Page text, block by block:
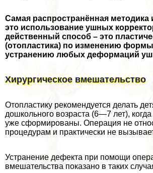
Самая распространённая методика
это использование ушных
действенный способ – это
(отопластика) по изменению
устранению любых деформаций
Хирургическое вмешательство
Отопластику рекомендуется делать
дошкольного возраста (6—7 лет),
уже сформированы. Операция не
процедypaм и пpaктически не
Устранение дефекта при помощи
вмешательства показано в таких